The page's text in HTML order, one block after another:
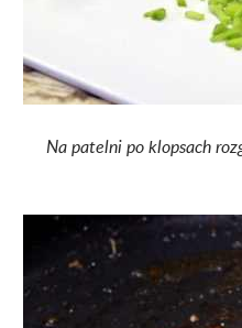
Na patelni po klopsach